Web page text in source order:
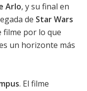
Arlo, y su final en
de Star Wars
filme por lo que
un horizonte más
. El filme